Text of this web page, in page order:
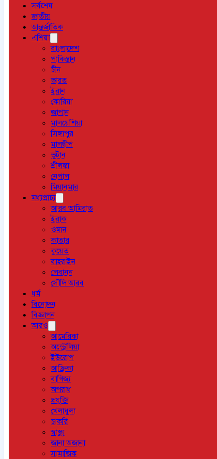
সর্বশেষ
জাতীয়
আন্তর্জাতিক
এশিয়া
বাংলাদেশ
পাকিস্তান
চীন
ভারত
ইরান
কোরিয়া
জাপান
মালয়েশিয়া
সিঙ্গাপুর
মালদ্বীপ
ভুটান
শ্রীলঙ্কা
নেপাল
মিয়ানমার
মধ্যপ্রাচ্য
আরব আমিরাত
ইরাক
ওমান
কাতার
কুয়েত
বাহরাইন
লেবানন
সৌদি আরব
ধর্ম
বিনোদন
বিজ্ঞাপন
আরও
আমেরিকা
অস্ট্রেলিয়া
ইউরোপ
আফ্রিকা
বাণিজ্য
অপরাধ
প্রযুক্তি
খেলাধুলা
চাকরি
স্বাস্থ্য
জানা অজানা
সামাজিক